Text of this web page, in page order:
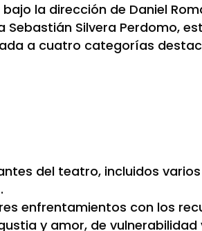
la dirección de Daniel
Silvera Perdomo,
a cuatro categorías
del teatro, incluidos
enfrentamientos con los
y amor, de vulnerabilidad